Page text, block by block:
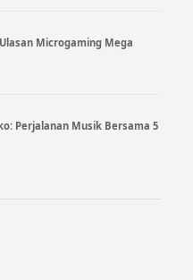
Microgaming Mega
Perjalanan Musik Bersama 5